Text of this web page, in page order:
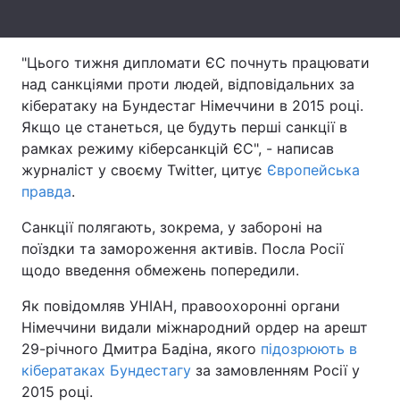
Інтерв'ю Думки
Архів Вакансії
Контакти
Послуги
Тема оформлення
"Цього тижня дипломати ЄС почнуть працювати
над санкціями проти людей, відповідальних за
кібератаку на Бундестаг Німеччини в 2015 році.
Якщо це станеться, це будуть перші санкції в
рамках режиму кіберсанкцій ЄС", - написав
журналіст у своєму Twitter, цитує Європейська
правда.
Санкції полягають, зокрема, у забороні на
поїздки та замороження активів. Посла Росії
щодо введення обмежень попередили.
Як повідомляв УНІАН, правоохоронні органи
Німеччини видали міжнародний ордер на арешт
29-річного Дмитра Бадіна, якого підозрюють в
кібератаках Бундестагу за замовленням Росії у
2015 році.